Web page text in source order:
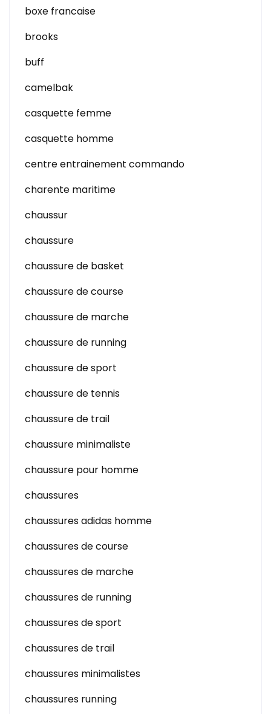
boxe francaise
brooks
buff
camelbak
casquette femme
casquette homme
centre entrainement commando
charente maritime
chaussur
chaussure
chaussure de basket
chaussure de course
chaussure de marche
chaussure de running
chaussure de sport
chaussure de tennis
chaussure de trail
chaussure minimaliste
chaussure pour homme
chaussures
chaussures adidas homme
chaussures de course
chaussures de marche
chaussures de running
chaussures de sport
chaussures de trail
chaussures minimalistes
chaussures running